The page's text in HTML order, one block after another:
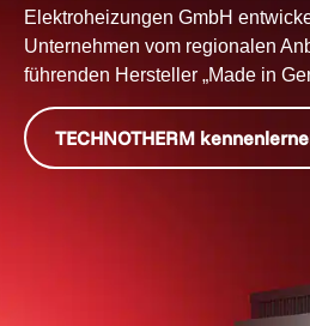
Elektroheizungen GmbH
Unternehmen vom regionalen
führenden Hersteller „Made in
TECHNOTHERM